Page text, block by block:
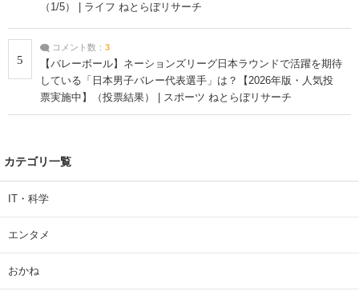
（1/5） | ライフ ねとらぼリサーチ
5
コメント数： 3
【バレーボール】ネーションズリーグ日本ラウンドで活躍を期待
している「日本男子バレー代表選手」は？【2026年版・人気投
票実施中】（投票結果） | スポーツ ねとらぼリサーチ
カテゴリ一覧
IT・科学
エンタメ
おかね